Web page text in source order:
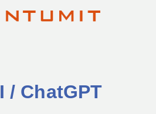
/ ChatGPT